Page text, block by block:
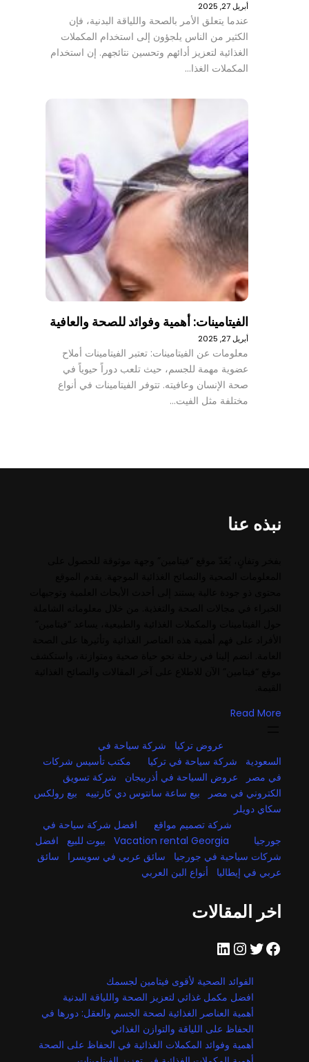
أبريل 27, 2025
عندما يتعلق الأمر بالصحة واللياقة البدنية، فإن
الكثير من الناس يلجؤون إلى استخدام المكملات
الغذائية لتعزيز أدائهم وتحسين نتائجهم. إن استخدام
المكملات الغذا…
الفيتامينات: أهمية وفوائد للصحة والعافية
أبريل 27, 2025
معلومات عن الفيتامينات: تعتبر الفيتامينات أملاح
عضوية مهمة للجسم، حيث تلعب دوراً حيوياً في
صحة الإنسان وعافيته. تتوفر الفيتامينات في أنواع
مختلفة مثل الفيت…
نبذه عنا
Read More
عروض تركيا
شركة سياحة في
السعودية
شركة سياحة في تركيا
مكتب تأسيس شركات
في مصر
عروض السياحة في أذربيجان
شركة تسويق
الكتروني في مصر
بيع ساعة سانتوس دي كارتييه
بيع رولكس
سكاي دويلر
شركة تصميم مواقع
افضل شركة سياحة في
جورجيا
Vacation rental Georgia بيوت للبيع
افضل
شركات سياحية في جورجيا
سائق عربي في سويسرا
سائق
عربي في إيطاليا
أنواع البن العربي
اخر المقالات
فيسبوك تويتر إنستجرام لينكد إن
الفوائد الصحية لأقوى فيتامين لجسمك
افضل مكمل غذائي لتعزيز الصحة واللياقة البدنية
أهمية العناصر الغذائية لصحة الجسم والعقل: دورها في
الحفاظ على اللياقة والتوازن الغذائي
أهمية وفوائد المكملات الغذائية في الحفاظ على الصحة